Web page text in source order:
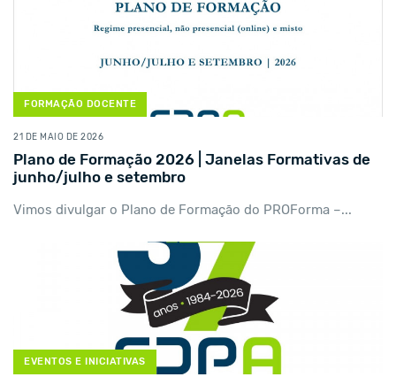
FORMAÇÃO DOCENTE
21 DE MAIO DE 2026
Plano de Formação 2026 | Janelas Formativas de
junho/julho e setembro
Vimos divulgar o Plano de Formação do PROForma –...
EVENTOS E INICIATIVAS